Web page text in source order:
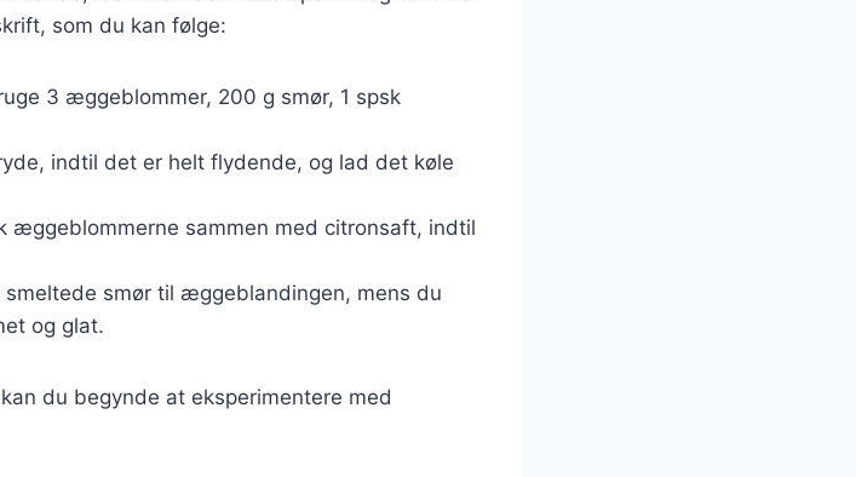
som du kan følge:
3 æggeblommer, 200 g smør, 1 spsk
indtil det er helt flydende, og lad det køle
æggeblommerne sammen med citronsaft, indtil
smør til æggeblandingen, mens du
og glat.
du begynde at eksperimentere med